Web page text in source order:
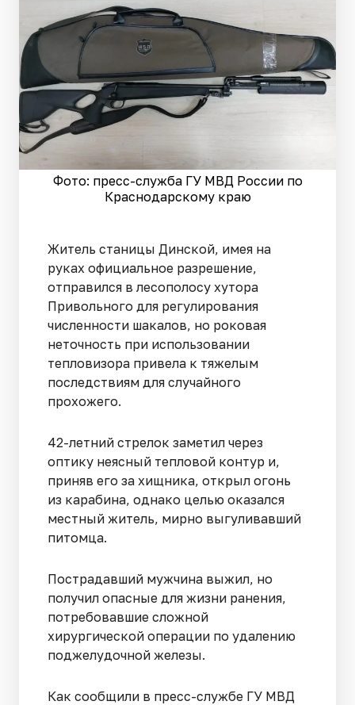
Фото: пресс-служба ГУ МВД России по
Краснодарскому краю
Житель станицы Динской, имея на
руках официальное разрешение,
отправился в лесополосу хутора
Привольного для регулирования
численности шакалов, но роковая
неточность при использовании
тепловизора привела к тяжелым
последствиям для случайного
прохожего.
42-летний стрелок заметил через
оптику неясный тепловой контур и,
приняв его за хищника, открыл огонь
из карабина, однако целью оказался
местный житель, мирно выгуливавший
питомца.
Пострадавший мужчина выжил, но
получил опасные для жизни ранения,
потребовавшие сложной
хирургической операции по удалению
поджелудочной железы.
Как сообщили в пресс-службе ГУ МВД